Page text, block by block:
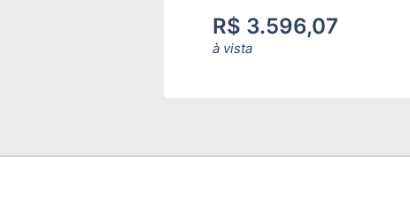
R$ 3.596,07
à vista